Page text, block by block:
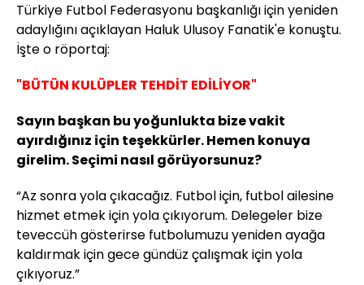
Türkiye Futbol Federasyonu başkanlığı için yeniden
adaylığını açıklayan Haluk Ulusoy Fanatik'e konuştu.
İşte o röportaj:
"BÜTÜN KULÜPLER TEHDİT EDİLİYOR"
Sayın başkan bu yoğunlukta bize vakit
ayırdığınız için teşekkürler. Hemen konuya
girelim. Seçimi nasıl görüyorsunuz?
“Az sonra yola çıkacağız. Futbol için, futbol ailesine
hizmet etmek için yola çıkıyorum. Delegeler bize
teveccüh gösterirse futbolumuzu yeniden ayağa
kaldırmak için gece gündüz çalışmak için yola
çıkıyoruz.”